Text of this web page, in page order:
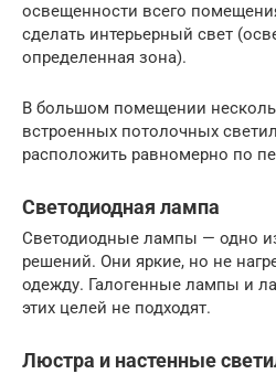
освещенности всего
сделать интерьерный свет
определенная зона).
В большом помещении
встроенных потолочных
расположить равномерно по
Светодиодная лампа
Светодиодные лампы — одно
решений. Они яркие, но не
одежду. Галогенные лампы и
этих целей не подходят.
Люстра и настенные